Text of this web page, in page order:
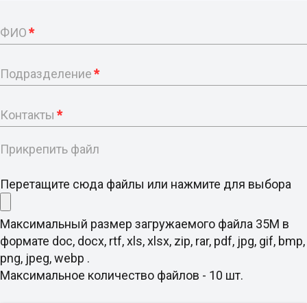
ФИО*
Подразделение*
Контакты *
Прикрепить файл
Перетащите сюда файлы или нажмите для выбора
Максимальный размер загружаемого файла 35M в
формате doc, docx, rtf, xls, xlsx, zip, rar, pdf, jpg, gif, bmp,
png, jpeg, webp .
Максимальное количество файлов - 10 шт.